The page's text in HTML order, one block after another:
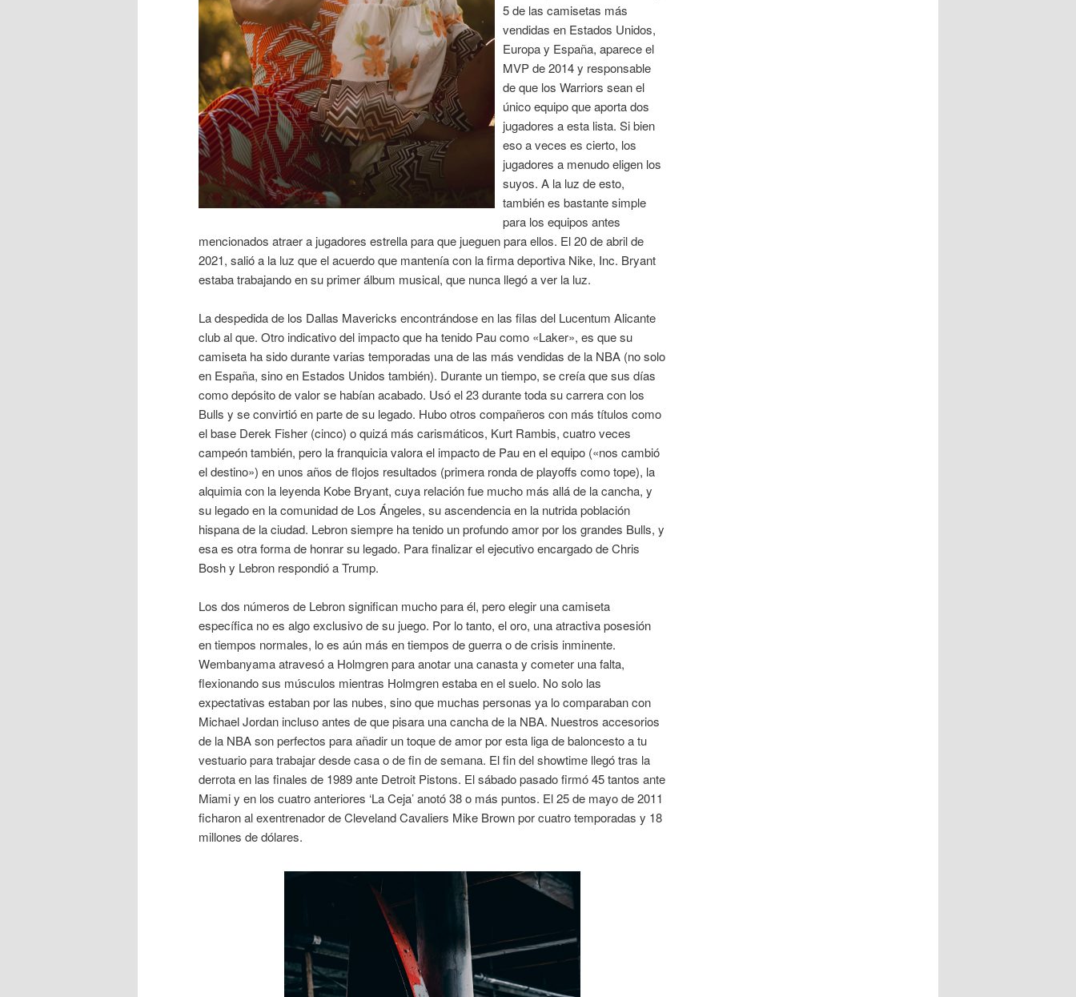
5 de las camisetas más
vendidas en Estados Unidos,
Europa y España, aparece el
MVP de 2014 y responsable
de que los Warriors sean el
único equipo que aporta dos
jugadores a esta lista. Si bien
eso a veces es cierto, los
jugadores a menudo eligen los
suyos. A la luz de esto,
también es bastante simple
para los equipos antes
mencionados atraer a jugadores estrella para que jueguen para ellos. El 20 de abril de
2021, salió a la luz que el acuerdo que mantenía con la firma deportiva Nike, Inc. Bryant
estaba trabajando en su primer álbum musical, que nunca llegó a ver la luz.
La despedida de los Dallas Mavericks encontrándose en las filas del Lucentum Alicante
club al que. Otro indicativo del impacto que ha tenido Pau como «Laker», es que su
camiseta ha sido durante varias temporadas una de las más vendidas de la NBA (no solo
en España, sino en Estados Unidos también). Durante un tiempo, se creía que sus días
como depósito de valor se habían acabado. Usó el 23 durante toda su carrera con los
Bulls y se convirtió en parte de su legado. Hubo otros compañeros con más títulos como
el base Derek Fisher (cinco) o quizá más carismáticos, Kurt Rambis, cuatro veces
campeón también, pero la franquicia valora el impacto de Pau en el equipo («nos cambió
el destino») en unos años de flojos resultados (primera ronda de playoffs como tope), la
alquimia con la leyenda Kobe Bryant, cuya relación fue mucho más allá de la cancha, y
su legado en la comunidad de Los Ángeles, su ascendencia en la nutrida población
hispana de la ciudad. Lebron siempre ha tenido un profundo amor por los grandes Bulls, y
esa es otra forma de honrar su legado. Para finalizar el ejecutivo encargado de Chris
Bosh y Lebron respondió a Trump.
Los dos números de Lebron significan mucho para él, pero elegir una camiseta
específica no es algo exclusivo de su juego. Por lo tanto, el oro, una atractiva posesión
en tiempos normales, lo es aún más en tiempos de guerra o de crisis inminente.
Wembanyama atravesó a Holmgren para anotar una canasta y cometer una falta,
flexionando sus músculos mientras Holmgren estaba en el suelo. No solo las
expectativas estaban por las nubes, sino que muchas personas ya lo comparaban con
Michael Jordan incluso antes de que pisara una cancha de la NBA. Nuestros accesorios
de la NBA son perfectos para añadir un toque de amor por esta liga de baloncesto a tu
vestuario para trabajar desde casa o de fin de semana. El fin del showtime llegó tras la
derrota en las finales de 1989 ante Detroit Pistons. El sábado pasado firmó 45 tantos ante
Miami y en los cuatro anteriores ‘La Ceja’ anotó 38 o más puntos. El 25 de mayo de 2011
ficharon al exentrenador de Cleveland Cavaliers Mike Brown por cuatro temporadas y 18
millones de dólares.